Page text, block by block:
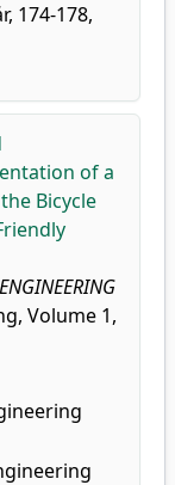
174-178,
of a
Bicycle
Volume 1,